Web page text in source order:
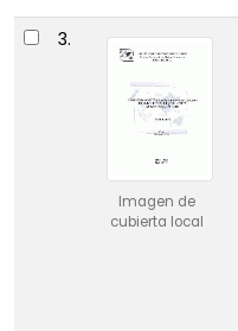
3.
Imagen de
cubierta local